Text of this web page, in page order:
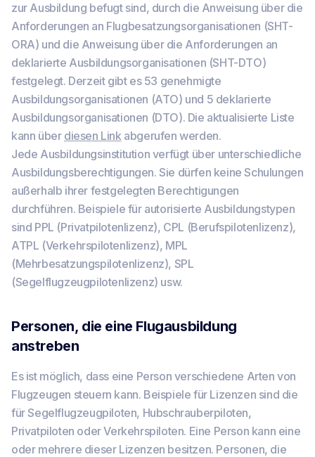
zur Ausbildung befugt sind, durch die Anweisung über die
Anforderungen an Flugbesatzungsorganisationen (SHT-
ORA) und die Anweisung über die Anforderungen an
deklarierte Ausbildungsorganisationen (SHT-DTO)
festgelegt. Derzeit gibt es 53 genehmigte
Ausbildungsorganisationen (ATO) und 5 deklarierte
Ausbildungsorganisationen (DTO). Die aktualisierte Liste
kann über diesen Linkabgerufen werden.
Jede Ausbildungsinstitution verfügt über unterschiedliche
Ausbildungsberechtigungen. Sie dürfen keine Schulungen
außerhalb ihrer festgelegten Berechtigungen
durchführen. Beispiele für autorisierte Ausbildungstypen
sind PPL (Privatpilotenlizenz), CPL (Berufspilotenlizenz),
ATPL (Verkehrspilotenlizenz), MPL
(Mehrbesatzungspilotenlizenz), SPL
(Segelflugzeugpilotenlizenz) usw.
Personen, die eine Flugausbildung
anstreben
Es ist möglich, dass eine Person verschiedene Arten von
Flugzeugen steuern kann. Beispiele für Lizenzen sind die
für Segelflugzeugpiloten, Hubschrauberpiloten,
Privatpiloten oder Verkehrspiloten. Eine Person kann eine
oder mehrere dieser Lizenzen besitzen. Personen, die